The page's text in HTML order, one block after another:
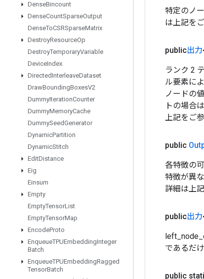
DenseBincount
DenseCountSparseOutput
DenseToCSRSparseMatrix
DestroyResourceOp
DestroyTemporaryVariable
DeviceIndex
DirectedInterleaveDataset
DrawBoundingBoxesV2
DummyIterationCounter
DummyMemoryCache
DummySeedGenerator
DynamicPartition
DynamicStitch
EditDistance
Eig
Einsum
Empty
EmptyTensorList
EmptyTensorMap
EncodeProto
EnqueueTPUEmbeddingInteger
Batch
EnqueueTPUEmbeddingRagged
TensorBatch
特定のノ
は上記を
public出力
ランク 2
ル要素に
ノードの
トの場合
上記をご
public
各特徴の
特徴が異
詳細は上
public出力
であるだけ
public